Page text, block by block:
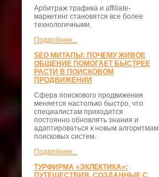
Арбитраж трафика и affiliate-
маркетинг становятся все более
технологичными.
Подробнее...
SEO МИТАПЫ: ПОЧЕМУ ЖИВОЕ
ОБЩЕНИЕ ПОМОГАЕТ БЫСТРЕЕ
РАСТИ В ПОИСКОВОМ
ПРОДВИЖЕНИИ
Сфера поискового продвижения
меняется настолько быстро, что
специалистам приходится
постоянно обновлять знания и
адаптироваться к новым алгоритмам
поисковых систем.
Подробнее...
ТУРФИРМА «ЭКЛЕКТИКА»:
ПУТЕШЕСТВИЯ, СОЗДАННЫЕ С